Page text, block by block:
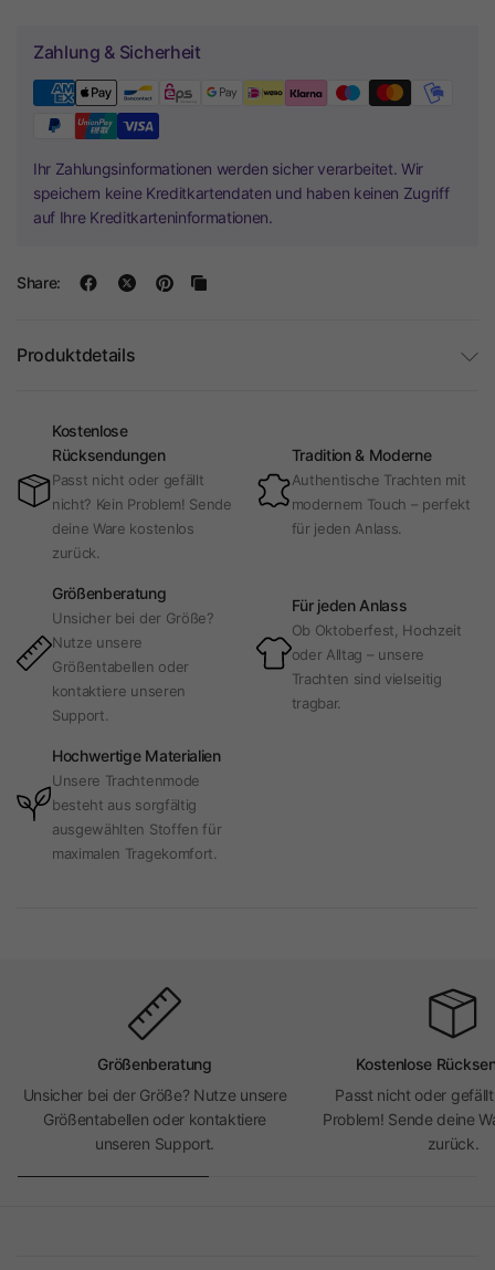
Zahlung & Sicherheit
Ihr Zahlungsinformationen werden sicher verarbeitet. Wir
speichern keine Kreditkartendaten und haben keinen Zugriff
auf Ihre Kreditkarteninformationen.
Share:
Produktdetails
Kostenlose
Rücksendungen
Passt nicht oder gefällt
nicht? Kein Problem! Sende
deine Ware kostenlos
zurück.
Tradition & Moderne
Authentische Trachten mit
modernem Touch – perfekt
für jeden Anlass.
Größenberatung
Unsicher bei der Größe?
Nutze unsere
Größentabellen oder
kontaktiere unseren
Support.
Für jeden Anlass
Ob Oktoberfest, Hochzeit
oder Alltag – unsere
Trachten sind vielseitig
tragbar.
Hochwertige Materialien
Unsere Trachtenmode
besteht aus sorgfältig
ausgewählten Stoffen für
maximalen Tragekomfort.
Größenberatung
Unsicher bei der Größe? Nutze unsere
Größentabellen oder kontaktiere
unseren Support.
Kostenlose
Passt nicht oder
Problem! Sende deine
zurück.